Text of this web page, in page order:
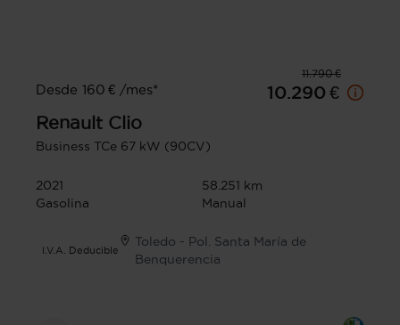
11.790 €
Desde 160 € /mes*
10.290 €
Renault Clio
Business TCe 67 kW (90CV)
2021
58.251 km
Gasolina
Manual
I.V.A. Deducible
Toledo - Pol. Santa María de
Benquerencia